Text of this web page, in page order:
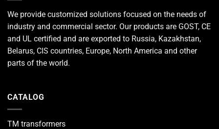
We provide customized solutions focused on the needs of
industry and commercial sector. Our products are GOST, CE
and UL certified and are exported to Russia, Kazakhstan,
Belarus, CIS countries, Europe, North America and other
parts of the world.
CATALOG
TM transformers